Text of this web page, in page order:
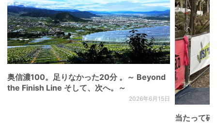
奥信濃100。足りなかった20分 。～ Beyond
the Finish Line そして、次へ。～
2026年6月15日
当たって砕